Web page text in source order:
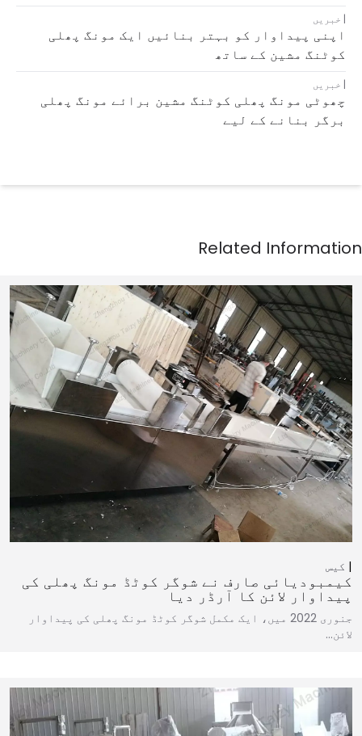
خبریں
اپنی پیداوار کو بہتر بنائیں ایک مونگ پھلی
کوٹنگ مشین کے ساتھ
خبریں
چھوٹی مونگ پھلی کوٹنگ مشین برائے مونگ پھلی
برگر بنانے کے لیے
کیس
کیمبودیائی صارف نے شوگر کوٹڈ مونگ پھلی کی
پیداوار لائن کا آرڈر دیا
جنوری 2022 میں، ایک مکمل شوگر کوٹڈ مونگ پھلی کی پیداوار
لائن…